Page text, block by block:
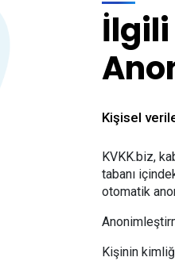
İlgili
Kişisel
KVKK.biz,
tabanı
otomatik
Kişinin